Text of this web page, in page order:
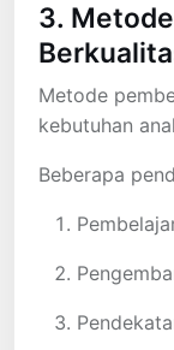
3.
Metode
kebutuhan
Beberapa